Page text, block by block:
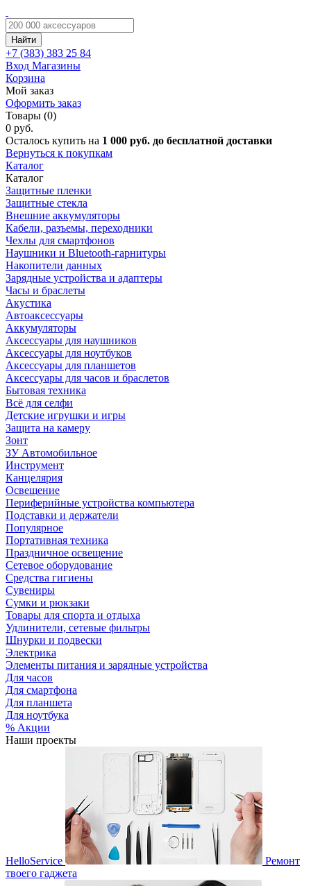
Найти
+7 (383) 383 25 84
Вход Магазины
Корзина
Мой заказ
Оформить заказ
Товары (0)
0 руб.
Осталось купить на 1 000 руб. до бесплатной доставки
Вернуться к покупкам
Каталог
Каталог
Защитные пленки
Защитные стекла
Внешние аккумуляторы
Кабели, разъемы, переходники
Чехлы для смартфонов
Наушники и Bluetooth-гарнитуры
Накопители данных
Зарядные устройства и адаптеры
Часы и браслеты
Акустика
Автоаксессуары
Аккумуляторы
Аксессуары для наушников
Аксессуары для ноутбуков
Аксессуары для планшетов
Аксессуары для часов и браслетов
Бытовая техника
Всё для селфи
Детские игрушки и игры
Защита на камеру
Зонт
ЗУ Автомобильное
Инструмент
Канцелярия
Освещение
Периферийные устройства компьютера
Подставки и держатели
Популярное
Портативная техника
Праздничное освещение
Сетевое оборудование
Средства гигиены
Сувениры
Сумки и рюкзаки
Товары для спорта и отдыха
Удлинители, сетевые фильтры
Шнурки и подвески
Электрика
Элементы питания и зарядные устройства
Для часов
Для смартфона
Для планшета
Для ноутбука
% Акции
Наши проекты
HelloService
Ремонт
твоего гаджета